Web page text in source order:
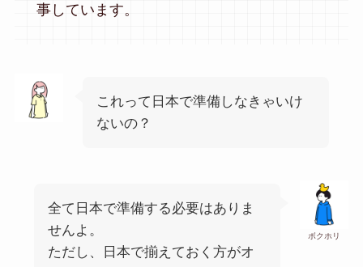
事しています。
これって日本で準備しなきゃいけ
ないの？
ボクホリ
全て日本で準備する必要はありま
せんよ。
ただし、日本で揃えておく方がオ